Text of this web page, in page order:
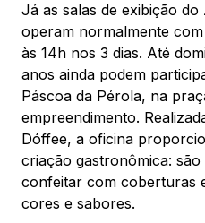
Vitrine virtual
Já as salas de exibição
operam normalmente
às 14h nos 3 dias. Até
anos ainda podem
Páscoa da Pérola, na
empreendimento.
Dóffee, a oficina
criação gastronômica:
confeitar com coberturas
cores e sabores.